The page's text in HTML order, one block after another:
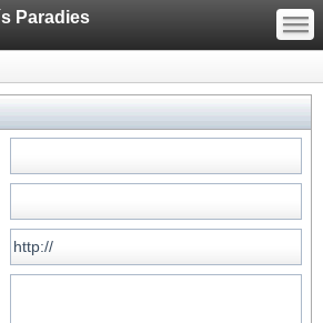
Paradies —
—
—